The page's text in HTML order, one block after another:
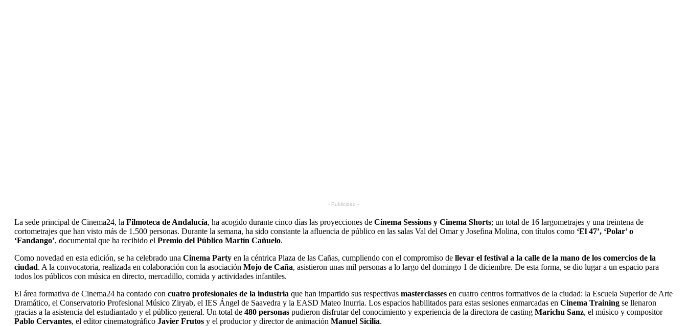
- Publicidad -
La sede principal de Cinema24, la Filmoteca de Andalucía, ha acogido durante cinco días las proyecciones de Cinema Sessions y Cinema Shorts; un total de 16 largometrajes y una treintena de
cortometrajes que han visto más de 1.500 personas. Durante la semana, ha sido constante la afluencia de público en las salas Val del Omar y Josefina Molina, con títulos como ‘El 47’, ‘Polar’ o
‘Fandango’, documental que ha recibido el Premio del Público Martín Cañuelo.
Como novedad en esta edición, se ha celebrado una Cinema Party en la céntrica Plaza de las Cañas, cumpliendo con el compromiso de llevar el festival a la calle de la mano de los comercios de la
ciudad. A la convocatoria, realizada en colaboración con la asociación Mojo de Caña, asistieron unas mil personas a lo largo del domingo 1 de diciembre. De esta forma, se dio lugar a un espacio para
todos los públicos con música en directo, mercadillo, comida y actividades infantiles.
El área formativa de Cinema24 ha contado con cuatro profesionales de la industria que han impartido sus respectivas masterclasses en cuatro centros formativos de la ciudad: la Escuela Superior de Arte
Dramático, el Conservatorio Profesional Músico Ziryab, el IES Ángel de Saavedra y la EASD Mateo Inurria. Los espacios habilitados para estas sesiones enmarcadas en Cinema Training se llenaron
gracias a la asistencia del estudiantado y el público general. Un total de 480 personas pudieron disfrutar del conocimiento y experiencia de la directora de casting Marichu Sanz, el músico y compositor
Pablo Cervantes, el editor cinematográfico Javier Frutos y el productor y director de animación Manuel Sicilia.